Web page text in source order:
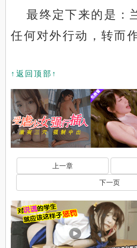
最终定下来的是：
任何对外行动，转而
↑返回顶部↑
上一章
下一页